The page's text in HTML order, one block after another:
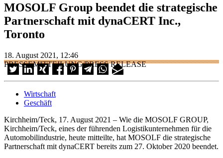
MOSOLF Group beendet die strategische
Partnerschaft mit dynaCERT Inc.,
Toronto
18. August 2021, 12:46
PRESSEMITTEILUNG/PRESS RELEASE
Wirtschaft
Geschäft
Kirchheim/Teck, 17. August 2021 – Wie die MOSOLF GROUP,
Kirchheim/Teck, eines der führenden Logistikunternehmen für die
Automobilindustrie, heute mitteilte, hat MOSOLF die strategische
Partnerschaft mit dynaCERT bereits zum 27. Oktober 2020 beendet.